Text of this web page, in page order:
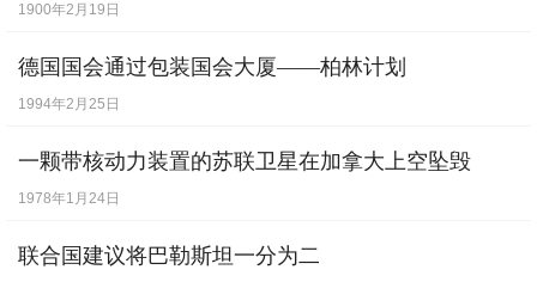
1900年2月19日
德国国会通过包装国会大厦——柏林计划
1994年2月25日
一颗带核动力装置的苏联卫星在加拿大上空坠毁
1978年1月24日
联合国建议将巴勒斯坦一分为二